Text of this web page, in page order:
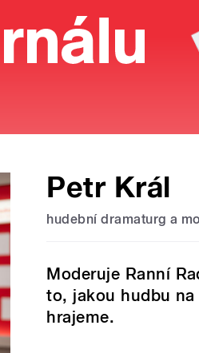
Petr Král
hudební dramaturg a
Moderuje Ranní
to, jakou hudbu na
hrajeme.